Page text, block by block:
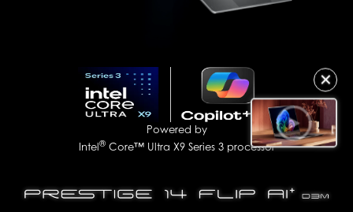
✕
Powered by
Intel ®Core™ Ultra X9 Series 3 processor